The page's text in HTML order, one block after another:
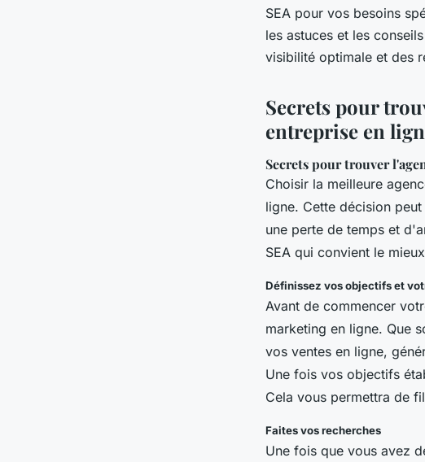
SEA pour vos besoins
les astuces et les
visibilité optimale et des
Secrets pour
entreprise en
Secrets pour trouver
Choisir la meilleure
ligne. Cette décision
une perte de temps et
SEA qui convient le
Définissez vos objectifs et
Avant de commencer
marketing en ligne. Que
vos ventes en ligne,
Une fois vos objectifs
Cela vous permettra de
Faites vos recherches
Une fois que vous avez